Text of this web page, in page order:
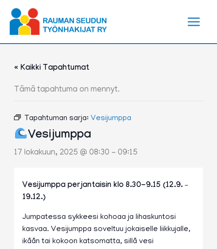
sisältöön
« Kaikki Tapahtumat
Tämä tapahtuma on mennyt.
Tapahtuman sarja:Vesijumppa
Vesijumppa
17 lokakuun, 2025 @ 08:30 - 09:15
Vesijumppa perjantaisin klo 8.30-9.15 (12.9. –
19.12.)
Jumpatessa sykkeesi kohoaa ja lihaskuntosi
kasvaa. Vesijumppa soveltuu jokaiselle liikkujalle,
ikään tai kokoon katsomatta, sillä vesi